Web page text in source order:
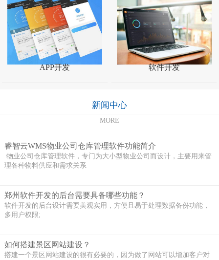
APP开发 软件开发
新闻中心
MORE
睿智云WMS物业公司仓库管理软件功能简介
物业公司仓库管理软件，专门为大小型物业公司而设计，主要用来管
理各种物料供应和需求关系
郑州软件开发的后台需要具备哪些功能？
软件开发的后台设计需要美观实用，方便且易于处理数据备份功能，
多用户权限;
如何搭建景区网站建设？
搭建一个景区网站建设的很有必要的，因为做了网站可以增加客户对